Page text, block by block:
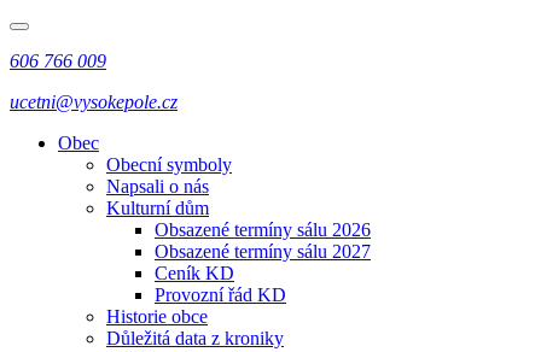
606 766 009
ucetni@vysokepole.cz
Obec
Obecní symboly
Napsali o nás
Kulturní dům
Obsazené termíny sálu 2026
Obsazené termíny sálu 2027
Ceník KD
Provozní řád KD
Historie obce
Důležitá data z kroniky